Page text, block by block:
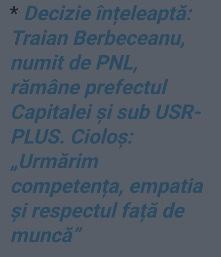
* Decizie înțeleaptă:
Traian Berbeceanu,
numit de PNL,
rămâne prefectul
Capitalei și sub USR-
PLUS. Cioloș:
„Urmărim
competența, empatia
și respectul față de
muncă”